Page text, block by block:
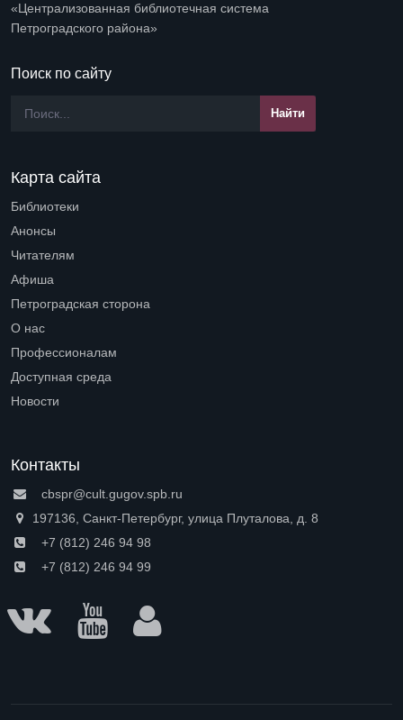
«Централизованная библиотечная система
Петроградского района»
Поиск по сайту
Карта сайта
Библиотеки
Анонсы
Читателям
Афиша
Петроградская сторона
О нас
Профессионалам
Доступная среда
Новости
Контакты
cbspr@cult.gugov.spb.ru
197136, Санкт-Петербург, улица Плуталова, д. 8
+7 (812) 246 94 98
+7 (812) 246 94 99